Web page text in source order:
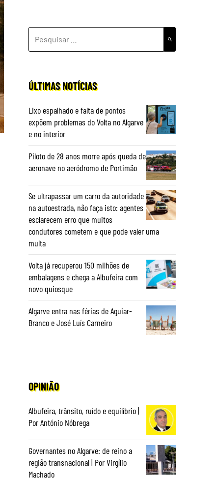
POR:
ÚLTIMAS NOTÍCIAS
Lixo espalhado e falta de pontos
expõem problemas do Volta no Algarve
e no interior
Piloto de 28 anos morre após queda de
aeronave no aeródromo de Portimão
Se ultrapassar um carro da autoridade
na autoestrada, não faça isto: agentes
esclarecem erro que muitos
condutores cometem e que pode valer uma
multa
Volta já recuperou 150 milhões de
embalagens e chega a Albufeira com
novo quiosque
Algarve entra nas férias de Aguiar-
Branco e José Luís Carneiro
OPINIÃO
Albufeira, trânsito, ruído e equilíbrio |
Por António Nóbrega
Governantes no Algarve: de reino a
região transnacional | Por Virgílio
Machado